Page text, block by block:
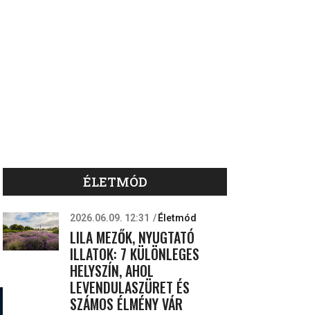
ÉLETMÓD
2026.06.09. 12:31 Életmód
LILA MEZŐK, NYUGTATÓ
ILLATOK: 7 KÜLÖNLEGES
HELYSZÍN, AHOL
LEVENDULASZÜRET ÉS
SZÁMOS ÉLMÉNY VÁR